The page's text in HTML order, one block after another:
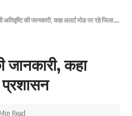
की जानकारी, कहा अलर्ट मोड पर रहे जिला प्रशासन
जानकारी, कहा
प्रशासन
Read